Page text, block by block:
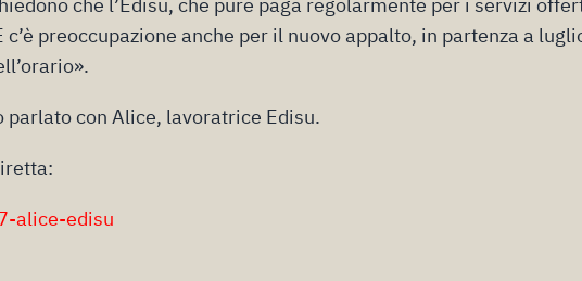
c’è preoccupazione anche per il nuovo appalto, in partenza a
parlato con Alice, lavoratrice Edisu.
alice-edisu